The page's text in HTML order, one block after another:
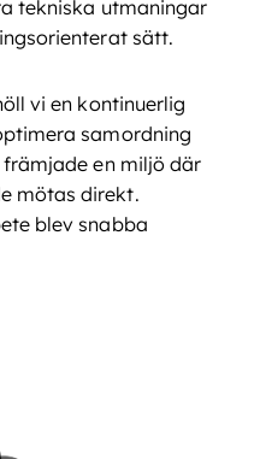
tekniska utmaningar
sätt.
vi en kontinuerlig
samordning
en miljö där
mötas direkt.
blev snabba